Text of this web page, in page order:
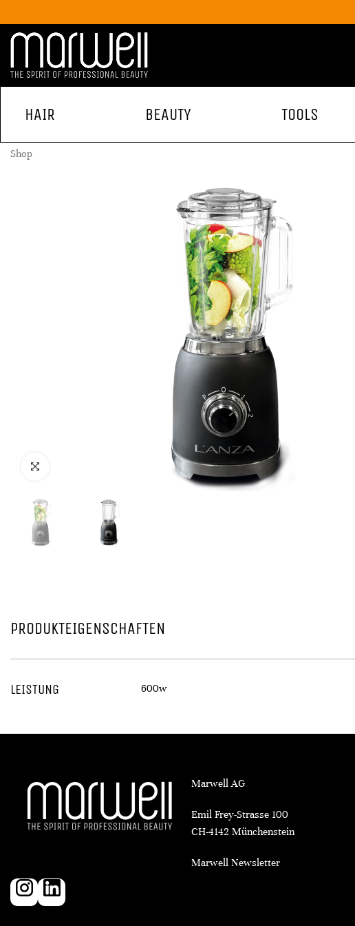
HAIR BEAUTY TOOLS
Shop
PRODUKTEIGENSCHAFTEN
LEISTUNG 600w
Marwell AG
Emil Frey-Strasse 100
CH-4142 Münchenstein
Marwell Newsletter